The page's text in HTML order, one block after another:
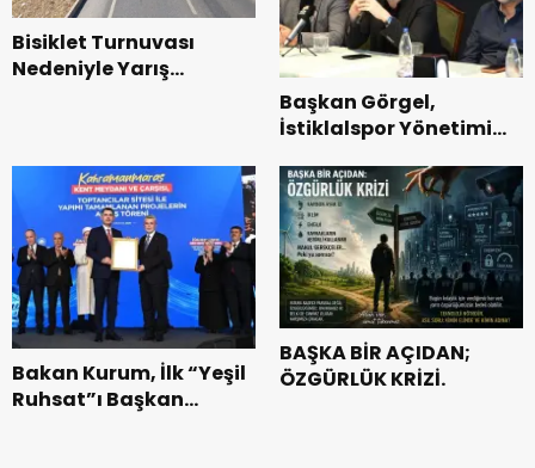
Bisiklet Turnuvası
Nedeniyle Yarış
Başkan Görgel,
İstiklalspor Yönetimi
Araya Geldi.
Bakan Kurum, İlk “Yeşil
Ruhsat”ı Başkan
BAŞKA BİR AÇIDAN;
ÖZGÜRLÜK KRİZİ.